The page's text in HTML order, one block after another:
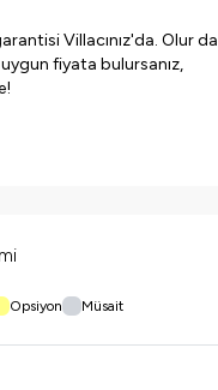
Villacınız'da. Olur da
uygun fiyata bulursanız,
Opsiyon Müsait